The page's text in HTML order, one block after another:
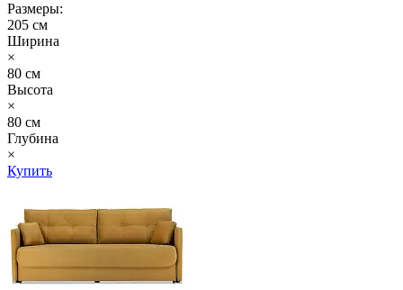
Размеры:
205 см
Ширина
×
80 см
Высота
×
80 см
Глубина
×
Купить